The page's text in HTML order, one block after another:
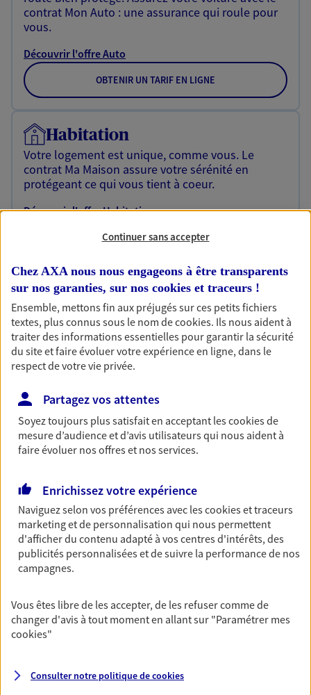
contrat Mon Auto : une assurance qui roule pour
vous.
Découvrir l'offre Auto
OBTENIR UN TARIF EN LIGNE
Habitation
Votre logement est unique, comme vous. Le
contrat Ma Maison assure votre sérénité en
protégeant ce qui vous tient à coeur.
Découvrir l'offre Habitation
OBTENIR UN TARIF EN LIGNE
Garantie Accidents de la Vie
Bricoleuse, féru de jardinage, pâtissier en herbe
ou grande lectrice… personne n'est à l'abri d'un
accident du quotidien. Avec Ma Protection
Accident, protégez votre qualité de vie et vos
revenus.
Découvrir l'offre Garantie Accidents de la Vie
OBTENIR UN TARIF EN LIGNE
Gagnez en simplicité et en sérénité avec votre
assurance multirisque entreprise. Un contrat
unique pour protéger vos locaux, matériels pro,
équipements et stocks… sans oublier votre
responsabilité civile.
DEMANDER UN DEVIS
VOIR TOUTES NOS OFFRES
Continuer sans accepter
Chez AXA nous nous engageons à être transparents
sur nos garanties, sur nos cookies et traceurs !
Ensemble, mettons fin aux préjugés sur ces petits fichiers
textes, plus connus sous le nom decookies. Ils nous aident à
traiter des informations essentielles pour garantir la sécurité
du site et faire évoluer votre expérience en ligne, dans le
respect de votre vie privée.
Partagez vos attentes
Soyez toujours plus satisfait en acceptant lescookiesde
mesure d’audience et d’avis utilisateurs qui nous aident à
faire évoluer nos offres et nos services.
Enrichissez votre expérience
Naviguez selon vos préférences avec lescookies et traceurs
marketing et de personnalisation qui nous permettent
d'afficher du contenu adapté à vos centres d'intérêts, des
publicités personnalisées et de suivre la performance de nos
campagnes.
Vous êtes libre de les accepter, de les refuser comme de
changer d'avis à tout moment en allant sur "Paramétrer mes
cookies"
Consulter notre politique decookies